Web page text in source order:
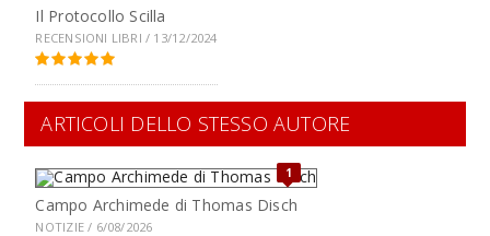
Il Protocollo Scilla
RECENSIONI LIBRI / 13/12/2024
ARTICOLI DELLO STESSO AUTORE
1
Campo Archimede di Thomas Disch
NOTIZIE / 6/08/2026